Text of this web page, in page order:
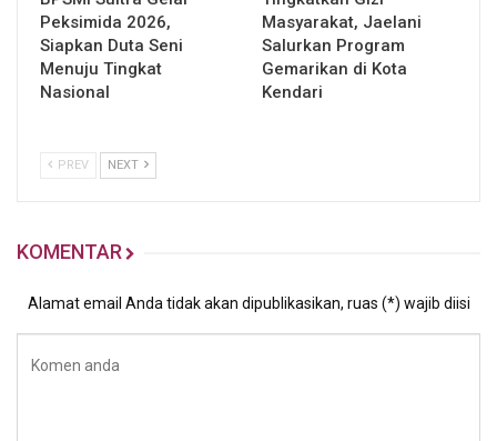
Peksimida 2026,
Siapkan Duta Seni
Menuju Tingkat
Nasional
Masyarakat, Jaelani
Salurkan Program
Gemarikan di Kota
Kendari
PREV NEXT
KOMENTAR
Alamat email Anda tidak akan dipublikasikan, ruas (*) wajib diisi